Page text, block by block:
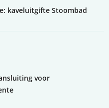
kaveluitgifte Stoombad
voor